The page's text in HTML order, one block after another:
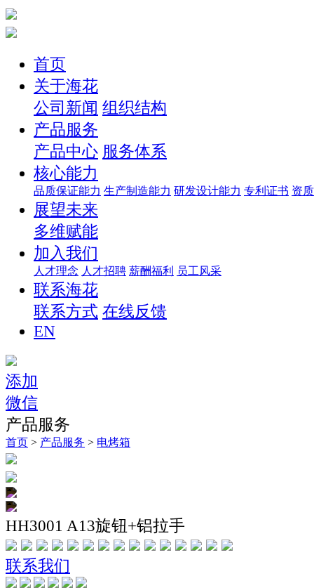
首页
关于海花
公司新闻 组织结构
产品服务
产品中心 服务体系
核心能力
品质保证能力 生产制造能力 研发设计能力 专利证书 资
展望未来
多维赋能
加入我们
人才理念 人才招聘 薪酬福利 员工风采
联系海花
联系方式 在线反馈
EN
添加
微信
产品服务
首页 > 产品服务 > 电烤箱
HH3001 A13旋钮+铝拉手
联系我们